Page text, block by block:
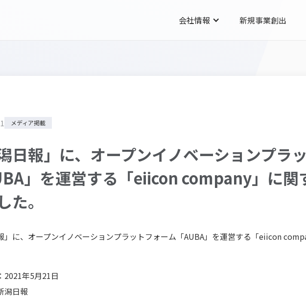
会社情報 新規事業創出
メディア掲載
潟日報」に、オープンイノベーションプラ
」を運営する「eiicon company」に関
た。
」に、オープンイノベーションプラットフォーム「AUBA」を運営する「eiicon
2021年5月21日
潟日報